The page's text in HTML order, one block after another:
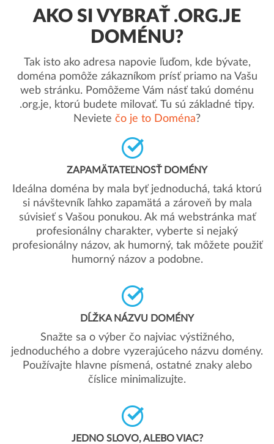
AKO SI VYBRAŤ .ORG.JE
DOMÉNU?
Tak isto ako adresa napovie ľuďom, kde bývate,
doména pomôže zákazníkom prísť priamo na Vašu
web stránku. Pomôžeme Vám násť takú doménu
.org.je, ktorú budete milovať. Tu sú základné tipy.
Neviete čo je to Doména?
ZAPAMÄTATEĽNOSŤ DOMÉNY
Ideálna doména by mala byť jednoduchá, taká ktorú
si návštevník ľahko zapamätá a zároveň by mala
súvisieť s Vašou ponukou. Ak má webstránka mať
profesionálny charakter, vyberte si nejaký
profesionálny názov, ak humorný, tak môžete použiť
humorný názov a podobne.
DĹŽKA NÁZVU DOMÉNY
Snažte sa o výber čo najviac výstižného,
jednoduchého a dobre vyzerajúceho názvu domény.
Používajte hlavne písmená, ostatné znaky alebo
číslice minimalizujte.
JEDNO SLOVO, ALEBO VIAC?